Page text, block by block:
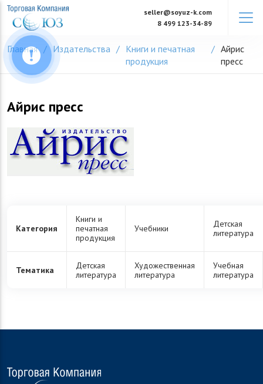
Skip
content
seller@soyuz-k.com
8 499 123-34-89
Главная Издательства
Книги и печатная
продукция
Айрис
пресс
Айрис пресс
Категория
Книги и
печатная
продукция
Учебники
Детская
литература
Тематика
Детская
литература
Художественная
литература
Учебная
литература